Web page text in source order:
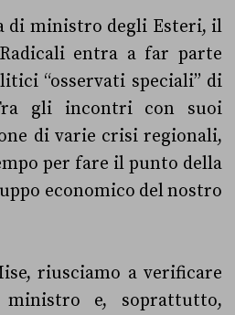
di ministro degli Esteri, il
entra a far parte
“osservati speciali” di
gli incontri con suoi
di varie crisi regionali,
per fare il punto della
economico del nostro
riusciamo a verificare
ministro e, soprattutto,